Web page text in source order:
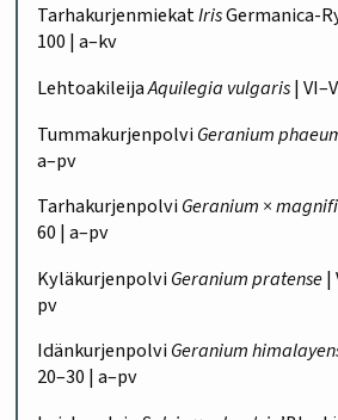
TarhakurjenmiekatIrisGermanica-
100 | a–kv
LehtoakileijaAquilegia vulgaris|
Tummakurjenpolvi Geranium
a–pv
Tarhakurjenpolvi Geranium ×
60 | a–pv
Kyläkurjenpolvi Geranium pratense|
pv
Idänkurjenpolvi Geranium
20–30 | a–pv